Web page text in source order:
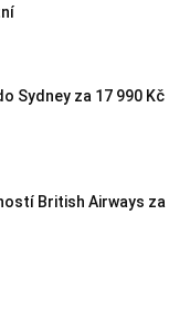
Sydney za 17 990 Kč
British Airways za